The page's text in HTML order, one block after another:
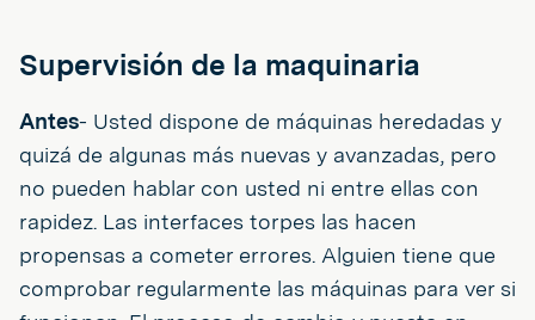
Supervisión de la maquinaria
Antes- Usted dispone de máquinas heredadas y
quizá de algunas más nuevas y avanzadas, pero
no pueden hablar con usted ni entre ellas con
rapidez. Las interfaces torpes las hacen
propensas a cometer errores. Alguien tiene que
comprobar regularmente las máquinas para ver si